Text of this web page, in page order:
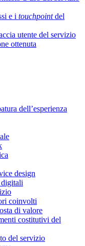
e i touchpointdel
utente del servizio
ottenuta
dell’esperienza
design
coinvolti
di valore
costitutivi del
del servizio